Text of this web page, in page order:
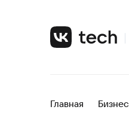
Главная Бизнес